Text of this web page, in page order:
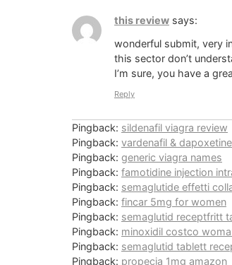
this review says:
wonderful submit, very
this sector don’t
I’m sure, you have a
Reply
Pingback: sildenafil viagra review
Pingback: vardenafil &
Pingback: generic viagra names
Pingback: famotidine injection
Pingback: semaglutide effetti
Pingback: fincar 5mg for women
Pingback: semaglutid receptfritt
Pingback: minoxidil costco
Pingback: semaglutid tablett
Pingback: propecia 1mg amazon